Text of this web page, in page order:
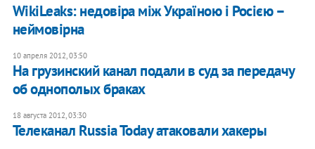
WikiLeaks: недовіра між Україною і Росією –
неймовірна
10 апреля 2012, 03:50
На грузинский канал подали в суд за передачу
об однополых браках
18 августа 2012, 03:30
Телеканал Russia Today атаковали хакеры